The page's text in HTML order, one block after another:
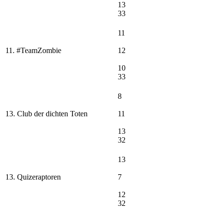
13
33
11. #TeamZombie
11
12
10
33
13. Club der dichten Toten
8
11
13
32
13. Quizeraptoren
13
7
12
32